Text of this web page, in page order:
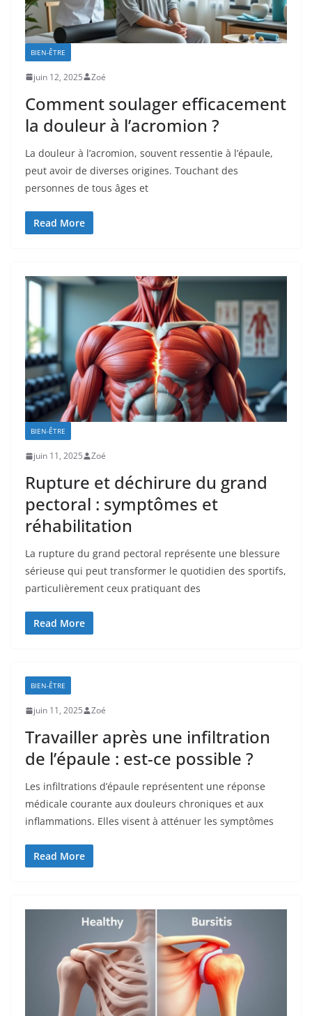
BIEN-ÊTRE
juin 12, 2025 Zoé
Comment soulager efficacement
la douleur à l’acromion ?
La douleur à l’acromion, souvent ressentie à l’épaule,
peut avoir de diverses origines. Touchant des
personnes de tous âges et
Read More
BIEN-ÊTRE
juin 11, 2025 Zoé
Rupture et déchirure du grand
pectoral : symptômes et
réhabilitation
La rupture du grand pectoral représente une blessure
sérieuse qui peut transformer le quotidien des sportifs,
particulièrement ceux pratiquant des
Read More
BIEN-ÊTRE
juin 11, 2025 Zoé
Travailler après une infiltration
de l’épaule : est-ce possible ?
Les infiltrations d’épaule représentent une réponse
médicale courante aux douleurs chroniques et aux
inflammations. Elles visent à atténuer les symptômes
Read More